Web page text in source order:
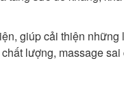
giúp cải thiện những
lượng, massage sai